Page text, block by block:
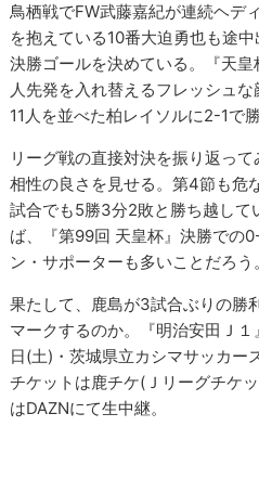
鳥栖戦でFW武藤嘉紀が連続ヘデ
を抱えている10番大迫勇也も途
決勝ゴールを決めている。『天
人先発を入れ替えるフレッシュ
11人を並べた柏レイソルに2-1で
リーグ戦の直接対決を振り返っ
相性の良さを見せる。第4節も危
試合でも5勝3分2敗と勝ち越して
ば、『第99回 天皇杯』決勝での
ン・サポーターも多いことだろう。
果たして、鹿島が3試合ぶりの勝
マークするのか。『明治安田Ｊ
日(土)・茨城県立カシマサッカー
チケットは鹿チケ(Ｊリーグチケ
はDAZNにて生中継。